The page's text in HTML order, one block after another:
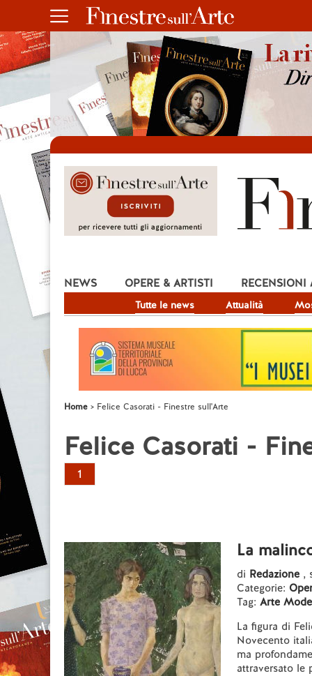
NEWS
Tutte le news Attualità
OPERE & ARTISTI RECENSIONI
Home Felice Casorati - Finestre sull'Arte
Felice Casorati -
1
La
di Redazione ,
Categorie:
Tag: Arte
La figura di
Novecento
ma
attraversato le